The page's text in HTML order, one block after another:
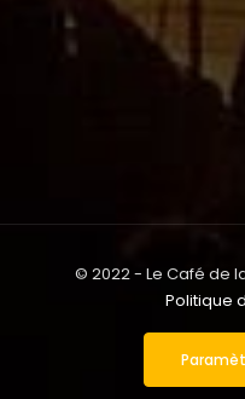
© 2022 - Le Café de
Politique